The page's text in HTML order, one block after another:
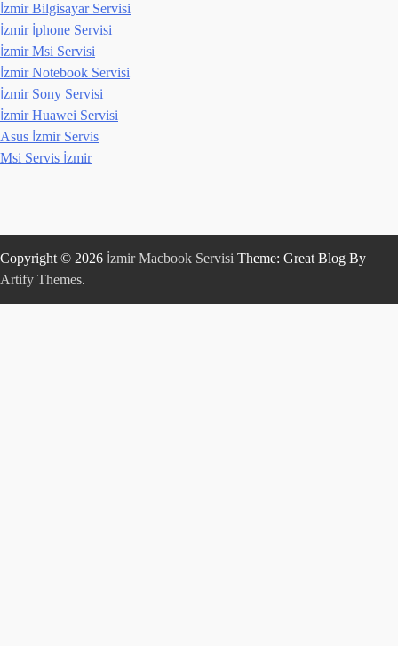
İzmir Bilgisayar Servisi
İzmir İphone Servisi
İzmir Msi Servisi
İzmir Notebook Servisi
İzmir Sony Servisi
İzmir Huawei Servisi
Asus İzmir Servis
Msi Servis İzmir
Copyright © 2026 İzmir Macbook Servisi Theme: Great Blog By
Artify Themes.